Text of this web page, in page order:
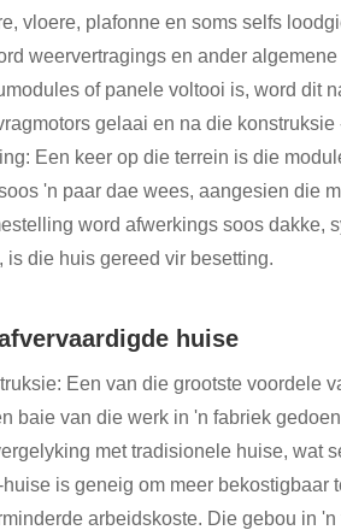
vloere, plafonne en soms selfs
weervertragings en ander
of panele voltooi is, word dit
gelaai en na die konstruksie
Een keer op die terrein is die
'n paar dae wees, aangesien die
word afwerkings soos
die huis gereed vir besetting.
huise
Een van die grootste voordele
baie van die werk in 'n fabriek
met tradisionele huise, wat
is geneig om meer
arbeidskoste. Die gebou in